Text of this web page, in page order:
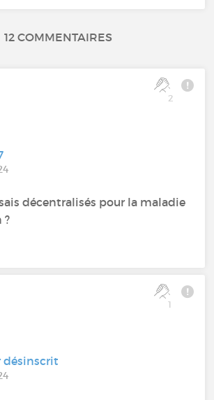
12 COMMENTAIRES
2
décentralisés pour la maladie
?
1
désinscrit